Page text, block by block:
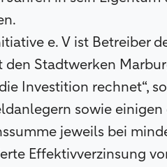
e. V ist Betreiber
den Stadtwerken
Investition rechnet“,
sowie
jeweils bei
Effektivverzinsung